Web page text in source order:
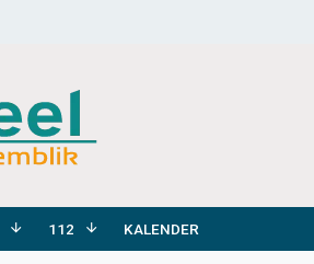
112 KALENDER